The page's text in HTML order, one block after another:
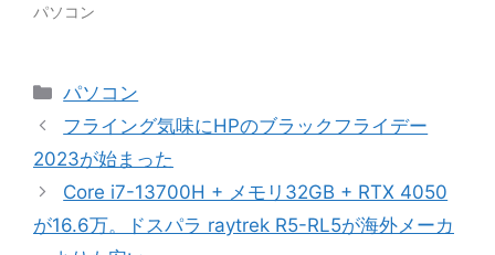
パソコン
カ
テ
リ
ー
パソコン
フライング気味にHPのブラックフライデー
2023が始まった
Core i7-13700H + メモリ32GB + RTX 4050
が16.6万。ドスパラ raytrek R5-RL5が海外メーカ